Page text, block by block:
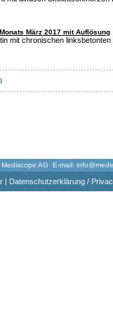
März 2017 mit Auflösung
mit chronischen
Mediscope AG E-mail:
| Datenschutzerklärung /